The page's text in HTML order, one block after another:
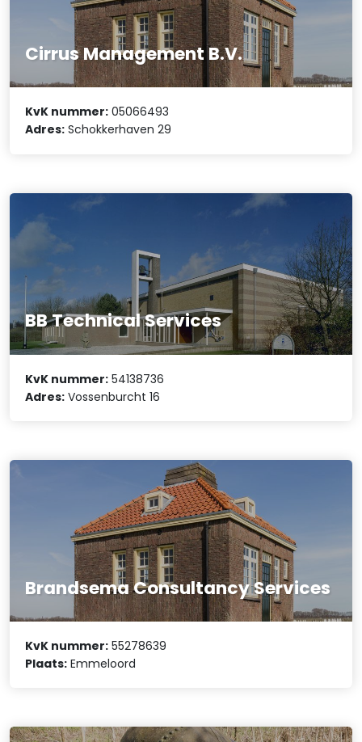
Cirrus Management B.V.
KvK nummer: 05066493
Adres: Schokkerhaven 29
BB Technical Services
KvK nummer: 54138736
Adres: Vossenburcht 16
Brandsema Consultancy Services
KvK nummer: 55278639
Plaats: Emmeloord